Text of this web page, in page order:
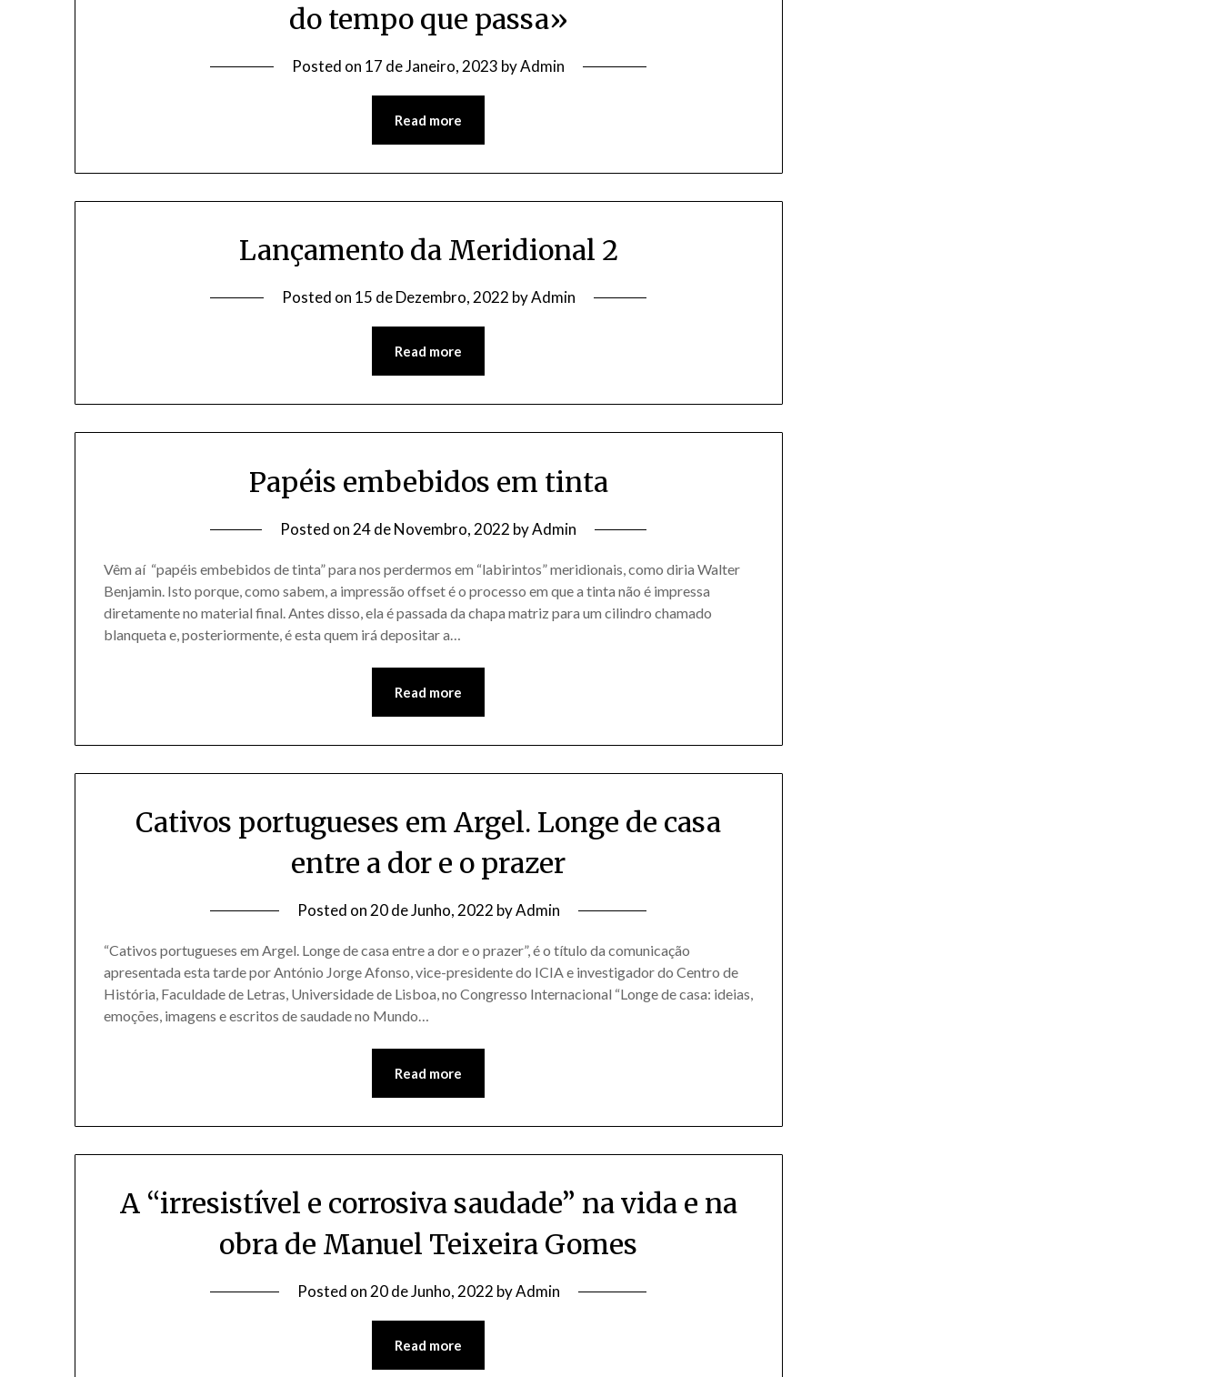
do tempo que passa»
Posted on 17 de Janeiro, 2023 byAdmin
Read more
Lançamento da Meridional 2
Posted on 15 de Dezembro, 2022 byAdmin
Read more
Papéis embebidos em tinta
Posted on 24 de Novembro, 2022 byAdmin
Vêm aí “papéis embebidos de tinta” para nos perdermos em “labirintos” meridionais, como diria Walter
Benjamin. Isto porque, como sabem, a impressão offset é o processo em que a tinta não é impressa
diretamente no material final. Antes disso, ela é passada da chapa matriz para um cilindro chamado
blanqueta e, posteriormente, é esta quem irá depositar a…
Read more
Cativos portugueses em Argel. Longe de casa
entre a dor e o prazer
Posted on 20 de Junho, 2022 byAdmin
“Cativos portugueses em Argel. Longe de casa entre a dor e o prazer”, é o título da comunicação
apresentada esta tarde por António Jorge Afonso, vice-presidente do ICIA e investigador do Centro de
História, Faculdade de Letras, Universidade de Lisboa, no Congresso Internacional “Longe de casa: ideias,
emoções, imagens e escritos de saudade no Mundo…
Read more
A “irresistível e corrosiva saudade” na vida e na
obra de Manuel Teixeira Gomes
Posted on 20 de Junho, 2022 byAdmin
Read more